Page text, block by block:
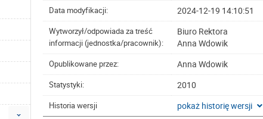
Data modyfikacji: 2024-12-19 14:10:51
Wytworzył/odpowiada za treść
informacji (jednostka/pracownik):
Biuro Rektora
Anna Wdowik
Opublikowane przez: Anna Wdowik
Statystyki: 2010
Historia wersji pokaż historię wersji